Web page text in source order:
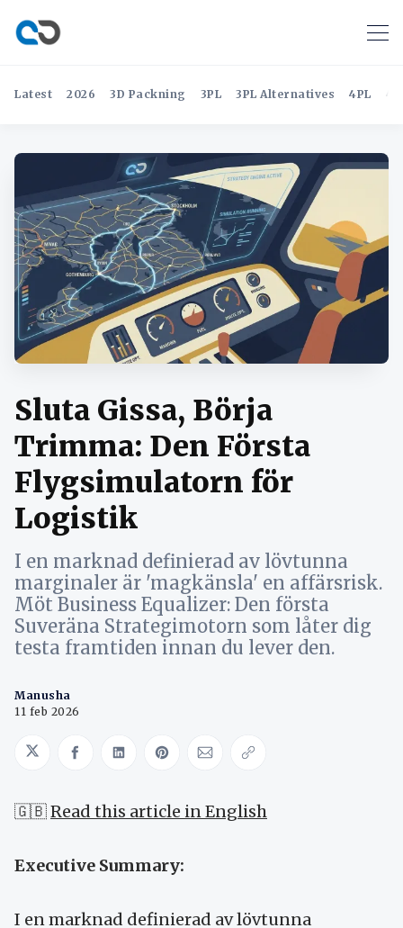
Latest 2026 3D Packning 3PL 3PL Alternatives 4PL
Sluta Gissa, Börja
Trimma: Den Första
Flygsimulatorn för
Logistik
I en marknad definierad av lövtunna
marginaler är 'magkänsla' en affärsrisk.
Möt Business Equalizer: Den första
Suveräna Strategimotorn som låter dig
testa framtiden innan du lever den.
Manusha
11 feb 2026
Share on Twitter
Share on Facebook
Share on LinkedIn
Share on Pinterest
Share via Email
Copy link
🇬🇧Read this article in English
Executive Summary:
I en marknad definierad av lövtunna